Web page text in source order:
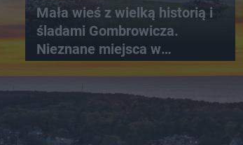
Mała wieś z wielką historią i
śladami Gombrowicza.
Nieznane miejsca w